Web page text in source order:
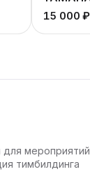
15 000 ₽
мероприятий
тимбилдинга